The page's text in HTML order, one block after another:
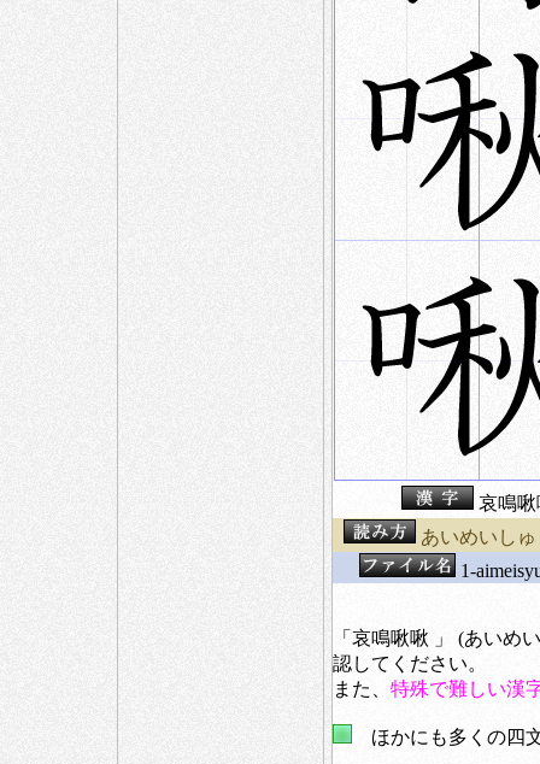
哀鳴啾
あいめいし
1-
「哀鳴啾啾 」 (あいめ
認してください。
また、 特殊で難しい漢
ほかにも多くの四